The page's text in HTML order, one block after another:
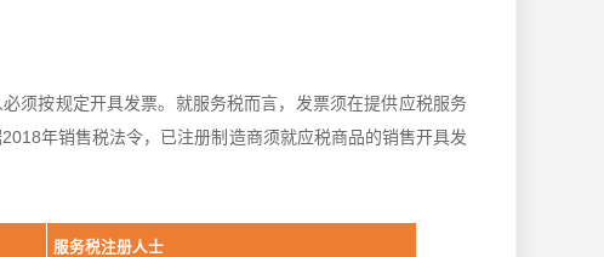
须按规定开具发票。就服务税而言，发票须在提供应税服务
年销售税法令，已注册制造商须就应税商品的销售开具发
服务税注册人士